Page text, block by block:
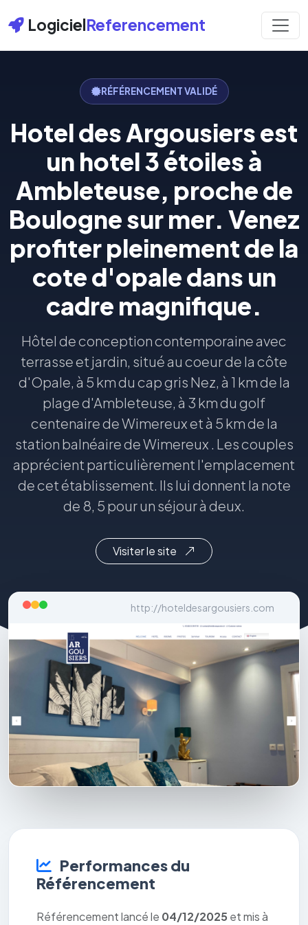
LogicielReferencement
RÉFÉRENCEMENT VALIDÉ
Hotel des Argousiers est
un hotel 3 étoiles à
Ambleteuse, proche de
Boulogne sur mer. Venez
profiter pleinement de la
cote d'opale dans un
cadre magnifique.
Hôtel de conception contemporaine avec
terrasse et jardin, situé au coeur de la côte
d'Opale, à 5 km du cap gris Nez, à 1 km de la
plage d'Ambleteuse, à 3 km du golf
centenaire de Wimereux et à 5 km de la
station balnéaire de Wimereux . Les couples
apprécient particulièrement l'emplacement
de cet établissement. Ils lui donnent la note
de 8, 5 pour un séjour à deux.
Visiter le site
http://hoteldesargousiers.com
Performances du
Référencement
Référencement lancé le 04/12/2025 et mis à